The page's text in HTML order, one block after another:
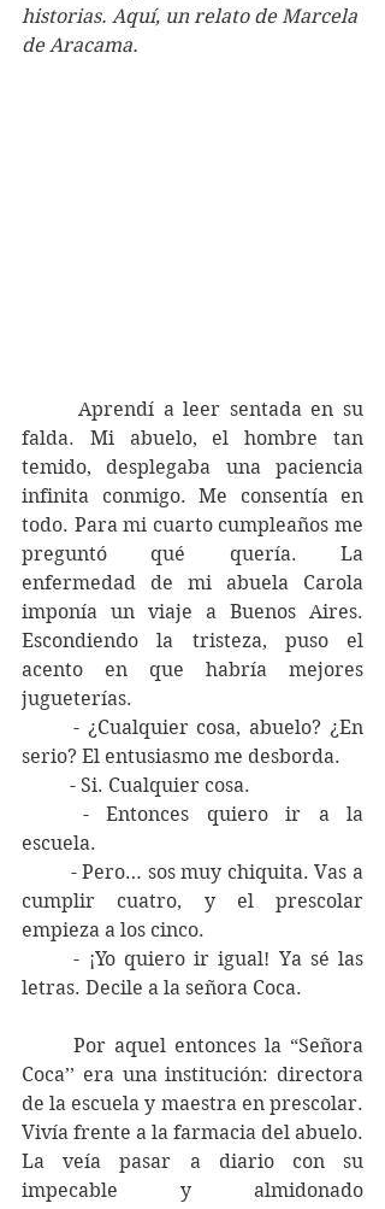
historias. Aquí, un relato de Marcela
de Aracama.
falda. Mi abuelo, el hombre tan
temido, desplegaba una paciencia
infinita conmigo. Me consentía en
todo. Para mi cuarto cumpleaños me
preguntó qué quería. La
enfermedad de mi abuela Carola
imponía un viaje a Buenos Aires.
Escondiendo la tristeza, puso el
acento en que habría mejores
jugueterías.
serio? El entusiasmo me desborda.
	- Si. Cualquier cosa.
escuela.
cumplir cuatro, y el prescolar
empieza a los cinco.
	- ¡Yo quiero ir igual! Ya sé las
letras. Decile a la señora Coca.
Coca’’ era una institución: directora
de la escuela y maestra en prescolar.
Vivía frente a la farmacia del abuelo.
La veía pasar a diario con su
impecable y almidonado